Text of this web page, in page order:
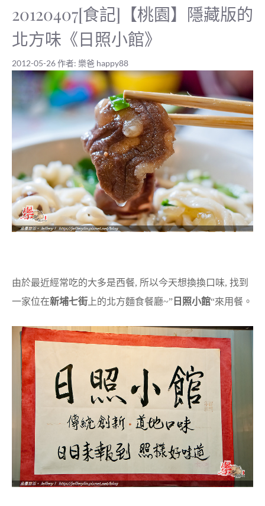
20120407[食記]【桃園】隱藏版的
北方味《日照小館》
2012-05-26作者: 樂爸 happy88
由於最近經常吃的大多是西餐, 所以今天想換換口味, 找到
一家位在新埔七街 上的北方麵食餐廳~” 日照小館“來用餐。